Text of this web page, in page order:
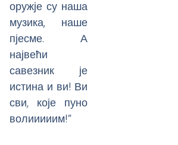
оружје су наша
музика, наше
пјесме. А
највећи
савезник је
истина и ви! Ви
сви, које пуно
волииииим!”